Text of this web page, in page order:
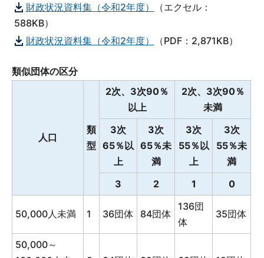
財政状況資料集（令和2年度）
（エクセル：
588KB）
財政状況資料集（令和2年度）
（PDF：2,871KB）
類似団体の区分
人口
類
型
2次、3次90％
以上
2次、3次90％
未満
3次
65％以
上
3次
65％未
満
3次
55％以
上
3次
55％未
満
3
2 1 0
50,000人未満 1 36団体 84団体
136団
体
35団体
50,000～